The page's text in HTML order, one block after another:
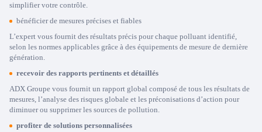
simplifier votre contrôle.
bénéficier de mesures précises et fiables
L’expert vous fournit des résultats précis pour chaque polluant identifié,
selon les normes applicables grâce à des équipements de mesure de dernière
génération.
recevoir des rapports pertinents et détaillés
ADX Groupe vous fournit un rapport global composé de tous les résultats de
mesures, l’analyse des risques globale et les préconisations d’action pour
diminuer ou supprimer les sources de pollution.
profiter de solutions personnalisées